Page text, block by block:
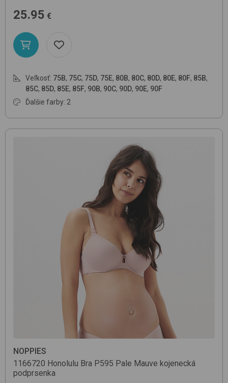
25.95 €
Veľkosť: 75B, 75C, 75D, 75E, 80B, 80C, 80D, 80E, 80F, 85B,
85C, 85D, 85E, 85F, 90B, 90C, 90D, 90E, 90F
Ďalšie farby: 2
NOPPIES
1166720 Honolulu Bra P595 Pale Mauve kojenecká
podprsenka